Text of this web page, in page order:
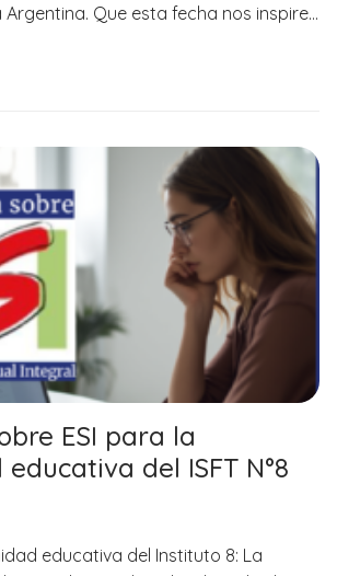
Argentina. Que esta fecha nos inspire…
ESI para la
del ISFT N°8
educativa del Instituto 8: La